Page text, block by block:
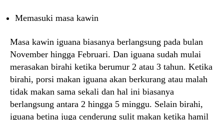
Memasuki masa kawin
Masa kawin iguana biasanya berlangsung pada bulan
November hingga Februari. Dan iguana sudah mulai
merasakan birahi ketika berumur 2 atau 3 tahun. Ketika
birahi, porsi makan iguana akan berkurang atau malah
tidak makan sama sekali dan hal ini biasanya
berlangsung antara 2 hingga 5 minggu. Selain birahi,
iguana betina juga cenderung sulit makan ketika hamil